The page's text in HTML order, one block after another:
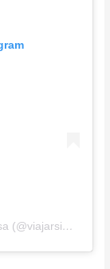
Una publicación compartida de ViajarSinVisa (@viajarsinvisa.oficial)